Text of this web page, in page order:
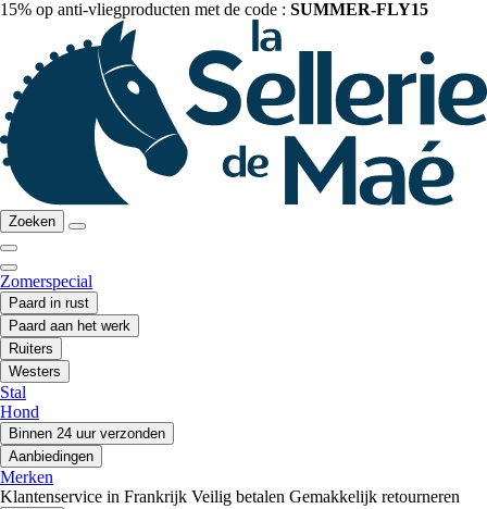
15% op anti-vliegproducten met de code : SUMMER-FLY15
Zoeken
Zomerspecial
Paard in rust
Paard aan het werk
Ruiters
Westers
Stal
Hond
Binnen 24 uur verzonden
Aanbiedingen
Merken
Klantenservice in Frankrijk Veilig betalen Gemakkelijk retourneren